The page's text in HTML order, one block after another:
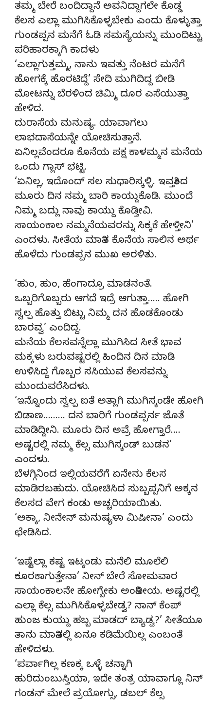
ತಮ್ಮ ಬೇರೆ ಬಂದಿದ್ದಾನೆ ಅವನಿದ್ದಾಗಲೇ ಕೊಡ್ಡ
ಕೆಲಸ ಎಲ್ಲಾ ಮುಗಿಸಿಕೊಳ್ಳಬೇಕು ಎಂದು ಕೊಳ್ಳುತ್ತಾ
ಗುಂಡಪ್ಪನ ಮನೆಗೆ ಓಡಿ ಸಮಸ್ಯೆಯನ್ನು ಮುಂದಿಟ್ಟು
ಪರಿಹಾರಕ್ಕಾಗಿ ಕಾದಳು
‘ಎಲ್ಲಾಗುತ್ತಮ್ಮ, ನಾನು ಇವತ್ತು ನೆಂಟರ ಮನೆಗೆ
ಹೋಗಕ್ಕೆ ಹೊರಟಿದ್ದೆ’ ಸೇದಿ ಮುಗಿದಿದ್ದ ಬೀಡಿ
ಮೋಟನ್ನು ಬೆರಳಿಂದ ಚಿಮ್ಮಿ ದೂರ ಎಸೆಯುತ್ತಾ
ಹೇಳಿದ.
ದುರಾಸೆಯ ಮನುಷ್ಯ. ಯಾವಾಗಲು
ಲಾಭದಾಸೆಯನ್ನೇ ಯೋಚಿಸುತ್ತಾನೆ.
ಏನಿಲ್ಲವೆಂದರೂ ಕೊನೆಯ ಪಕ್ಷ ಕಾಳಮ್ಮನ ಮನೆಯ
ಒಂದು ಗ್ಲಾಸ್ ಭಟ್ಟಿ.
‘ಏನಿಲ್ಲ, ಇದೊಂದ್ ಸಲ ಸುಧಾರಿಸ್ಕಳ್ಳಿ. ಇವತ್ತಿಂದ
ಮೂರು ದಿನ ನಮ್ಮ ಬಾರಿ ಕಾಯ್ದುಕೊಡಿ. ಮುಂದೆ
ನಿಮ್ಮ ಬದ್ಲು ನಾವು ಕಾಯ್ದು ಕೊಡ್ತೀವಿ.
ಸಾಯಂಕಾಲ ನಮ್ಮನೆಯವರನ್ನು ಸಿಕ್ಕಕೆ ಹೇಳ್ತೀನಿ’
ಎಂದಳು. ಸೀತೆಯ ಮಾತಿನ ಕೊನೆಯ ಸಾಲಿನ ಅರ್ಥ
ಹೊಳೆದು ಗುಂಡಪ್ಪನ ಮುಖ ಅರಳಿತು.
‘ಹುಂ, ಹುಂ, ಹೆಂಗಾದ್ರೂ ಮಾಡನಂತೆ.
ಒಬ್ಬರಿಗೊಬ್ಬರು ಆಗದೆ ಇದ್ರೆ ಆಗುತ್ತಾ….. ಹೋಗಿ
ಸ್ವಲ್ಪ ಹೊತ್ತು ಬಿಟ್ಟು ನಿಮ್ಮ ದನ ಹೊಡಕೊಂಡು
ಬಾರವ್ವ’ ಎಂದಿದ್ದ.
ಮನೆಯ ಕೆಲಸವನ್ನೆಲ್ಲಾ ಮುಗಿಸಿದ ಸೀತೆ ಭಾವ
ಮಕ್ಕಳು ಬರುವಷ್ಟರಲ್ಲಿ ಹಿಂದಿನ ದಿನ ಮಾಡಿ
ಉಳಿಸಿದ್ದ ಗೊಬ್ಬರ ಸಸಿಯುವ ಕೆಲಸವನ್ನು
ಮುಂದುವರೆಸಿದಳು.
‘ಇನ್ನೊಂದು ಸ್ವಲ್ಪ ಐತೆ ಅತ್ಲಾಗಿ ಮುಗಿಸ್ಕಂಡೇ ಹೋಗಿ
ಬಿಡಾಣ……… ದನ ಬಾರಿಗೆ ಗುಂಡಪ್ಪರ್ನ ಜೊತೆ
ಮಾಡಿದ್ದೀನಿ. ಮೂರು ದಿನ ಅವ್ರೆ ಹೋಗ್ತಾರೆ….
ಅಷ್ಟರಲ್ಲಿ ನಮ್ಮ ಕೆಲ್ಸ ಮುಗಿಸ್ಕಂಡ್ ಬುಡನ’
ಎಂದಳು.
ಬೆಳಗ್ಗಿನಿಂದ ಇಲ್ಲಿಯವರೆಗೆ ಏನೇನು ಕೆಲಸ
ಮಾಡಿರಬಹುದು. ಯೋಚಿಸಿದ ಸುಬ್ಬಪ್ಪನಿಗೆ ಅಕ್ಕನ
ಕೆಲಸದ ವೇಗ ಕಂಡು ಅಚ್ಚರಿಯಾಯಿತು.
‘ಅಕ್ಕಾ, ನೀನೇನ್ ಮನುಷ್ಯಳಾ ಮಿಷೀನಾ’ ಎಂದು
ಛೇಡಿಸಿದ.
‘ಇಷ್ಟೆಲ್ಲಾ ಕಷ್ಟ ಇಟ್ಕಂಡು ಮನೆಲಿ ಮೂಲೆಲಿ
ಕೂರಕಾಗುತ್ತೇನಾ’ ನೀನ್ ಬೇರೆ ಸೋಮವಾರ
ಸಾಯಂಕಾಲನೇ ಹೋಗ್ಬೇಕು ಅಂತಿದೀಯ. ಅಷ್ಟರಲ್ಲಿ
ಎಲ್ಲಾ ಕೆಲ್ಸ ಮುಗಿಸಿಕೊಳ್ಳಬೇಡ್ವ? ನಾನ್ ಕೆಂಪ್
ಹುಂಜ ಕುಯ್ದು ಹಬ್ಬ ಮಾಡದ್ ಬ್ಯಾಡ್ವ?’ ಸೀತೆಯೂ
ತಾನು ಮಾತಿನಲ್ಲಿ ಏನೂ ಕಡಿಮೆಯಿಲ್ಲ ಎಂಬಂತೆ
ಹೇಳಿದಳು.
‘ಪರ್ವಾಗಿಲ್ಲ ಕಣಕ್ಕ ಒಳ್ಳೆ ಚನ್ನಾಗಿ
ಹುರಿದುಂಬುಸ್ತಿಯಾ, ಇದೇ ತಂತ್ರ ಯಾವಾಗ್ಲೂ ನಿನ್
ಗಂಡನ್ ಮೇಲೆ ಪ್ರಯೋಗ್ಸು, ಡಬಲ್ ಕೆಲ್ಸ